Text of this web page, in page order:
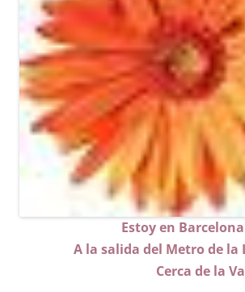
Estoy en
A la salida del Metro de la
Cerca de la